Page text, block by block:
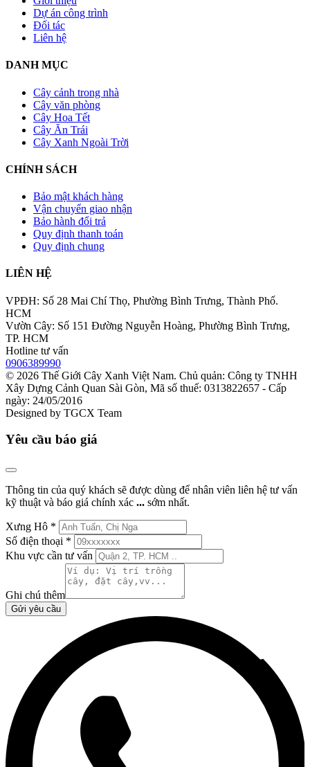
Dự án công trình
Đối tác
Liên hệ
DANH MỤC
Cây cảnh trong nhà
Cây văn phòng
Cây Hoa Tết
Cây Ăn Trái
Cây Xanh Ngoài Trời
CHÍNH SÁCH
Bảo mật khách hàng
Vận chuyển giao nhận
Bảo hành đổi trả
Quy định thanh toán
Quy định chung
LIÊN HỆ
VPĐH: Số 28 Mai Chí Thọ, Phường Bình Trưng, Thành Phố.
HCM
Vườn Cây: Số 151 Đường Nguyễn Hoàng, Phường Bình Trưng,
TP. HCM
Hotline tư vấn
0906389990
© 2026 Thế Giới Cây Xanh Việt Nam. Chủ quản: Công ty TNHH
Xây Dựng Cảnh Quan Sài Gòn, Mã số thuế: 0313822657 - Cấp
ngày: 24/05/2016
Designed by TGCX Team
Yêu cầu báo giá
Thông tin của quý khách sẽ được dùng để nhân viên liên hệ tư vấn
kỹ thuật và báo giá chính xác ... sớm nhất.
Xưng Hô *
Số điện thoại *
Khu vực cần tư vấn
Ghi chú thêm
Gửi yêu cầu